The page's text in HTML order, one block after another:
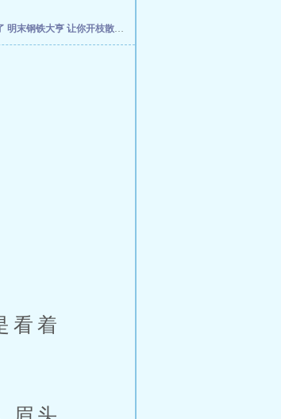
明末钢铁大亨 让你开枝散叶，你带七名罪女造反？
着